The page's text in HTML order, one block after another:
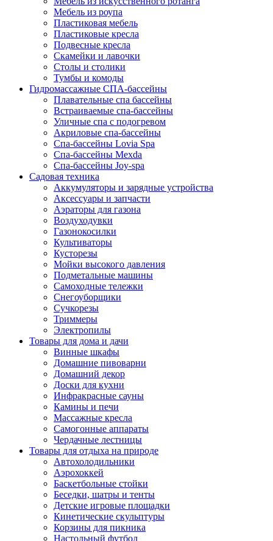
Мебель из роупа
Пластиковая мебель
Пластиковые кресла
Подвесные кресла
Скамейки и лавочки
Столы и столики
Тумбы и комоды
Гидромассажные СПА-бассейны
Плавательные спа бассейны
Встраиваемые спа-бассейны
Уличные спа с подогревом
Акриловые спа-бассейны
Спа-бассейны Lovia Spa
Спа-бассейны Mexda
Спа-бассейны Joy-spa
Садовая техника
Аккумуляторы и зарядные устройства
Аксессуары и запчасти
Аэраторы для газона
Воздуходувки
Газонокосилки
Культиваторы
Кусторезы
Мойки высокого давления
Подметальные машины
Самоходные тележки
Снегоуборщики
Сучкорезы
Триммеры
Электропилы
Товары для дома и дачи
Винные шкафы
Домашние пивоварни
Домашний декор
Доски для кухни
Инфракрасные сауны
Камины и печи
Массажные кресла
Самогонные аппараты
Чердачные лестницы
Товары для отдыха на природе
Автохолодильники
Аэрохоккей
Баскетбольные стойки
Беседки, шатры и тенты
Детские игровые площадки
Кинетические скульптуры
Корзины для пикника
Настольный футбол